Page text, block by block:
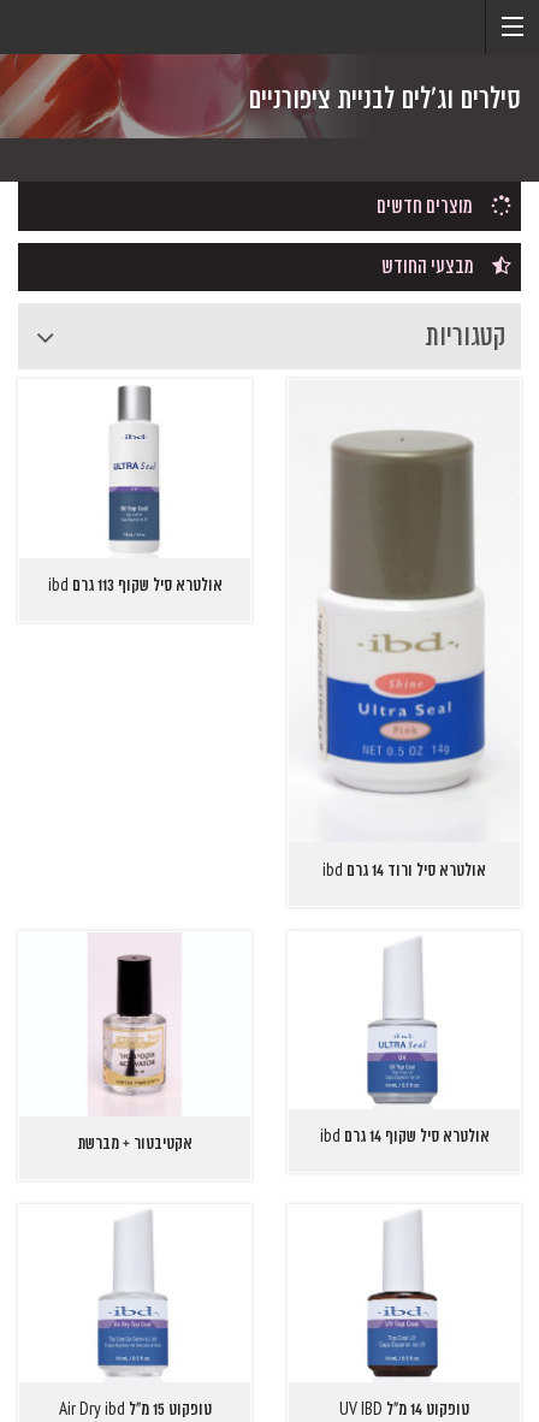
סילרים וג'לים לבניית ציפורניים
מוצרים חדשים
מבצעי החודש
קטגוריות
אולטרא סיל ורוד 14 גרם ibd
אולטרא סיל שקוף 113 גרם ibd
אולטרא סיל שקוף 14 גרם ibd אקטיבטור + מברשת
טופקוט 14 מ"ל UV IBD טופקוט 15 מ"ל Air Dry ibd